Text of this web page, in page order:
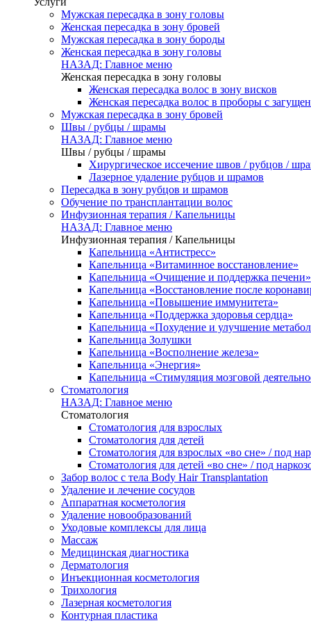
Мужская пересадка в зону головы
Женская пересадка в зону бровей
Мужская пересадка в зону бороды
Женская пересадка в зону головы
НАЗАД: Главное меню
Женская пересадка в зону головы
Женская пересадка волос в зону висков
Женская пересадка волос в проборы с
Мужская пересадка в зону бровей
Швы / рубцы / шрамы
НАЗАД: Главное меню
Швы / рубцы / шрамы
Хирургическое иссечение швов / рубцов /
Лазерное удаление рубцов и шрамов
Пересадка в зону рубцов и шрамов
Обучение по трансплантации волос
Инфузионная терапия / Капельницы
НАЗАД: Главное меню
Инфузионная терапия / Капельницы
Капельница «Антистресс»
Капельница «Витаминное восстановление»
Капельница «Очищение и поддержка печени»
Капельница «Восстановление после
Капельница «Повышение иммунитета»
Капельница «Поддержка здоровья сердца»
Капельница «Похудение и улучшение
Капельница Золушки
Капельница «Восполнение железа»
Капельница «Энергия»
Капельница «Стимуляция мозговой
Стоматология
НАЗАД: Главное меню
Стоматология
Стоматология для взрослых
Стоматология для детей
Стоматология для взрослых «во сне» / под
Стоматология для детей «во сне» / под
Забор волос с тела Body Hair Transplantation
Удаление и лечение сосудов
Аппаратная косметология
Удаление новообразований
Уходовые комплексы для лица
Массаж
Медицинская диагностика
Дерматология
Инъекционная косметология
Трихология
Лазерная косметология
Контурная пластика